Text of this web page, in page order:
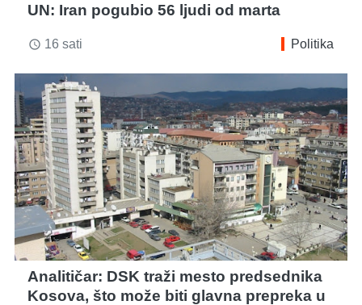
UN: Iran pogubio 56 ljudi od marta
access_time 16 sati Politika
Analitičar: DSK traži mesto predsednika
Kosova, što može biti glavna prepreka u